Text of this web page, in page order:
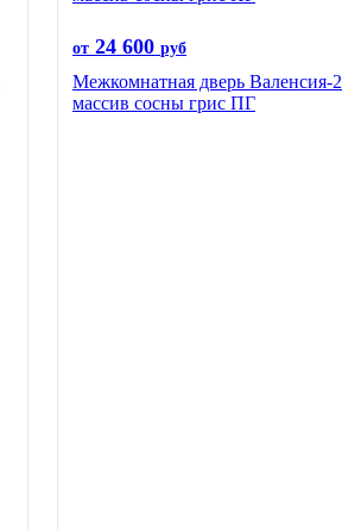
от 24 600 руб
Межкомнатная дверь Валенсия-2
массив сосны грис ПГ